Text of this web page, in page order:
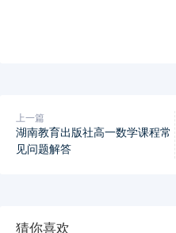
上一篇
湖南教育出版社高一数学课程常
见问题解答
猜你喜欢